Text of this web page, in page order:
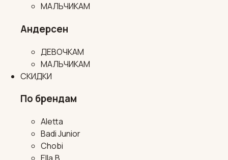
МАЛЬЧИКАМ
Андерсен
ДЕВОЧКАМ
МАЛЬЧИКАМ
СКИДКИ
По брендам
Aletta
Badi Junior
Chobi